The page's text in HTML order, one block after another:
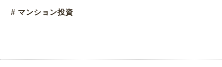
# マンション投資